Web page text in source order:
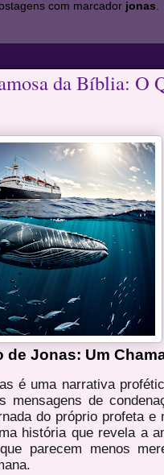
com marcador jonas
da Bíblia: O
Jonas: Um
é uma narrativa
mensagens de
do próprio profeta e
história que revela a
parecem menos